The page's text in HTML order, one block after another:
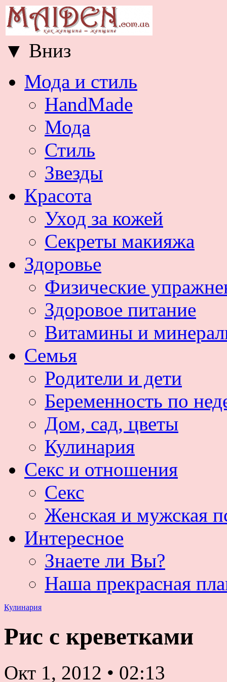
▼ Вниз
Мода и стиль
HandMade
Мода
Стиль
Звезды
Красота
Уход за кожей
Секреты макияжа
Здоровье
Физические
Здоровое питание
Витамины и
Семья
Родители и дети
Беременность по
Дом, сад, цветы
Кулинария
Секс и отношения
Секс
Женская и мужская
Интересное
Знаете ли Вы?
Наша прекрасная
Кулинария
Рис с креветками
Окт 1, 2012 • 02:13